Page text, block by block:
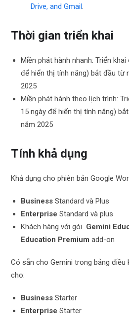
Drive, and Gmail.
Thời gian triển khai
Miền phát hành nhanh: Triển
để hiển thị tính năng) bắt đầu từ
2025
Miền phát hành theo lịch trình:
15 ngày để hiển thị tính năng)
năm 2025
Tính khả dụng
Khả dụng cho phiên bản Google
BusinessStandard và Plus
Enterprise Standard và plus
Khách hàng với gói Gemini
Education Premium add-on
Có sẵn cho Gemini trong bảng điều
cho:
Business Starter
Enterprise Starter